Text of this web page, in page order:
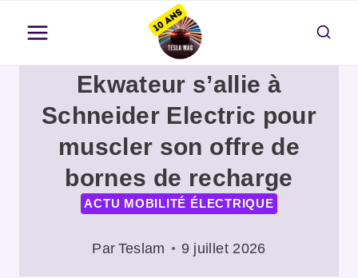
contenu
Ekwateur s’allie à
Schneider Electric pour
muscler son offre de
bornes de recharge
ACTU MOBILITÉ ÉLECTRIQUE
Par Teslam 9 juillet 2026